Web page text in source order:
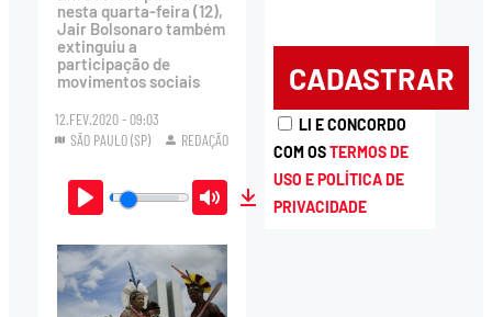
nesta quarta-feira (12),
Jair Bolsonaro também
extinguiu a
participação de
movimentos sociais
12.FEV.2020 - 09:03
SÃO PAULO (SP)
REDAÇÃO
Play Mute Download
LI E CONCORDO
COM OSTERMOS DE
USO E POLÍTICA DE
PRIVACIDADE